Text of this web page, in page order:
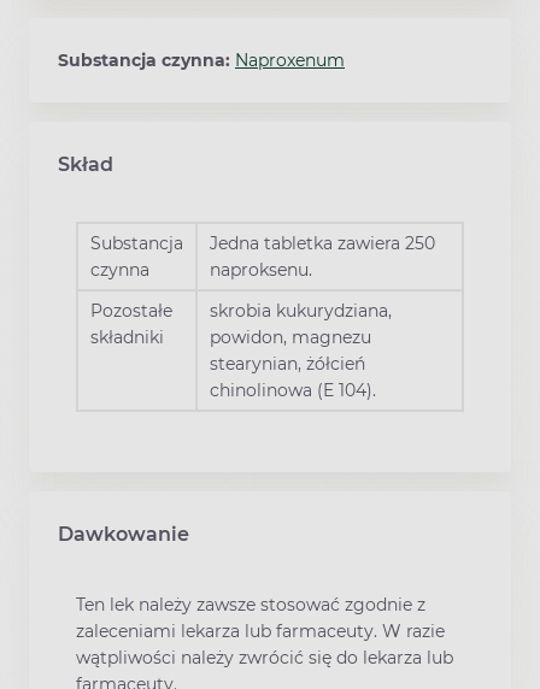
Substancja czynna: Naproxenum
Skład
Substancja
czynna
Jedna tabletka zawiera 250
naproksenu.
Pozostałe
składniki
skrobia kukurydziana,
powidon, magnezu
stearynian, żółcień
chinolinowa (E 104).
Dawkowanie
Ten lek należy zawsze stosować zgodnie z
zaleceniami lekarza lub farmaceuty. W razie
wątpliwości należy zwrócić się do lekarza lub